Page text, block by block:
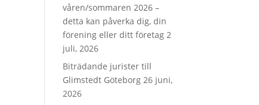
våren/sommaren 2026 –
detta kan påverka dig, din
förening eller ditt företag 2
juli, 2026
Biträdande jurister till
Glimstedt Göteborg 26 juni,
2026